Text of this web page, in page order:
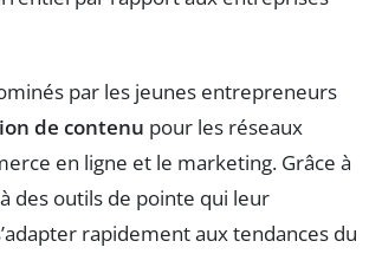
par les jeunes entrepreneurs
de contenu pour les réseaux
en ligne et le marketing. Grâce à
à des outils de pointe qui leur
rapidement aux tendances du